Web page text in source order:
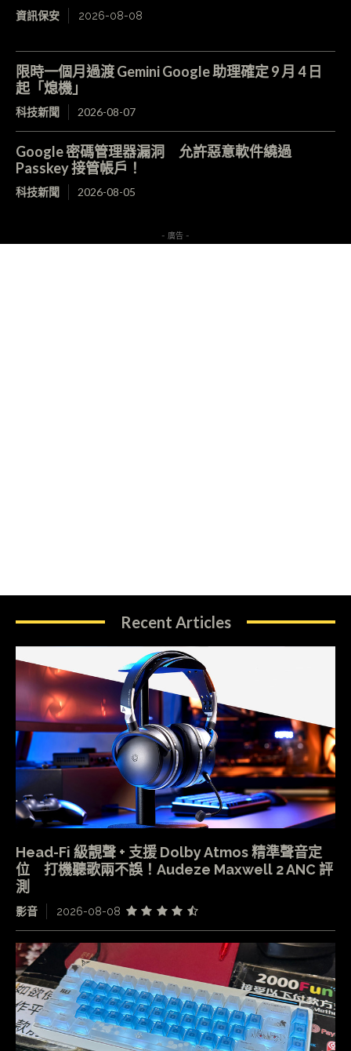
資訊保安 2026-08-08
限時一個月過渡 Gemini Google 助理確定 9 月 4 日
起「熄機」
科技新聞 2026-08-07
Google 密碼管理器漏洞 允許惡意軟件繞過
Passkey 接管帳戶！
科技新聞 2026-08-05
- 廣告 -
Recent Articles
Head-Fi 級靚聲 + 支援 Dolby Atmos 精準聲音定
位 打機聽歌兩不誤！Audeze Maxwell 2 ANC 評
測
影音 2026-08-08